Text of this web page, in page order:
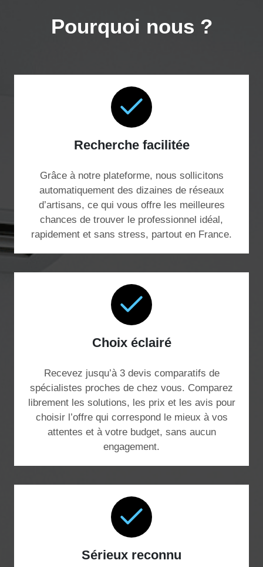
Pourquoi nous ?
Recherche facilitée
Grâce à notre plateforme, nous sollicitons
automatiquement des dizaines de réseaux
d’artisans, ce qui vous offre les meilleures
chances de trouver le professionnel idéal,
rapidement et sans stress, partout en France.
Choix éclairé
Recevez jusqu’à 3 devis comparatifs de
spécialistes proches de chez vous. Comparez
librement les solutions, les prix et les avis pour
choisir l’offre qui correspond le mieux à vos
attentes et à votre budget, sans aucun
engagement.
Sérieux reconnu